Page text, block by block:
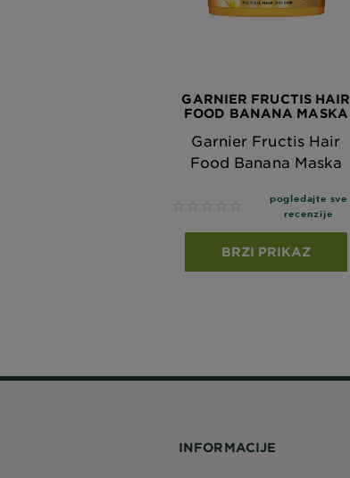
GARNIER FRUCTIS HAIR
FOOD BANANA MASKA
Garnier Fructis Hair
Food Banana Maska
No reviews
pogledajte sve
recenzije
BRZI PRIKAZ
INFORMACIJE